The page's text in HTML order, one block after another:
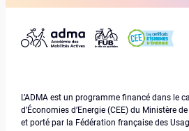
L’ADMA est un programme financé dans le
d’Économies d’Energie (CEE) du Ministère
et porté par la Fédération française des